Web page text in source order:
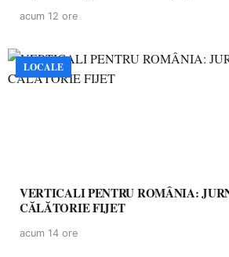
acum 12 ore
LOCALE
VERTICALI PENTRU ROMÂNIA:
CĂLĂTORIE FIJET
acum 14 ore